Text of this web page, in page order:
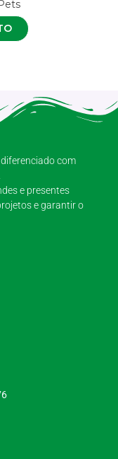
com
e presentes
e garantir o